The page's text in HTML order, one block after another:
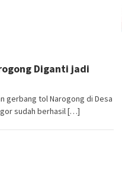
Diganti jadi
gerbang tol Narogong di Desa
sudah berhasil […]